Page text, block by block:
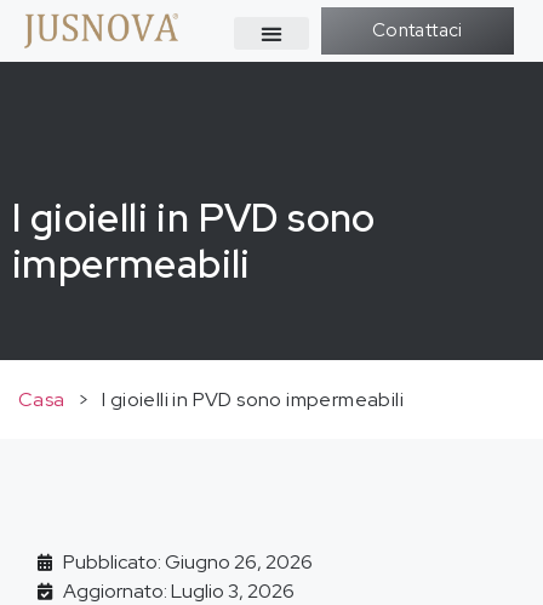
Contattaci
I gioielli in PVD sono
impermeabili
Casa > I gioielli in PVD sono impermeabili
Pubblicato: Giugno 26, 2026
Aggiornato: Luglio 3, 2026